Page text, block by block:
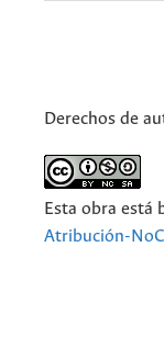
Derechos de
Esta obra está
Atribución-